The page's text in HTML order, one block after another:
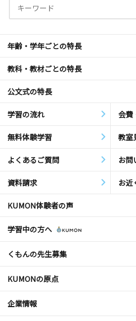
年齢・学年ごとの特長
教科・教材ごとの特長
公文式の特長
学習の流れ 会費
無料体験学習 教室
よくあるご質問 お問
資料請求 お近
KUMON体験者の声
学習中の方へ
くもんの先生募集
KUMONの原点
企業情報